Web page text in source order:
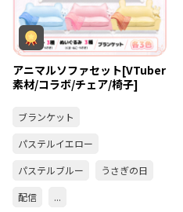
アニマルソファセット[VTuber
素材/コラボ/チェア/椅子]
ブランケット
パステルイエロー
パステルブルー
うさぎの日
配信
...